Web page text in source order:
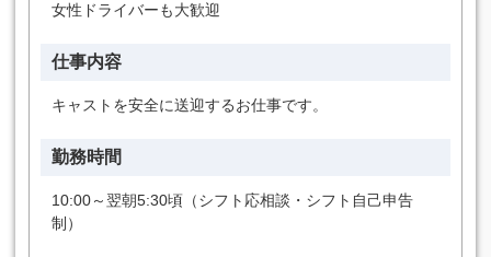
女性ドライバーも大歓迎
仕事内容
キャストを安全に送迎するお仕事です。
勤務時間
10:00～翌朝5:30頃（シフト応相談・シフト自己申告
制）